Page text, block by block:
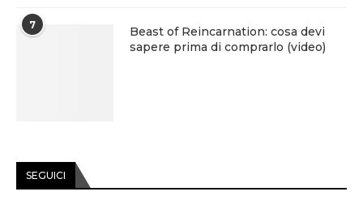
7
Beast of Reincarnation: cosa devi
sapere prima di comprarlo (video)
SEGUICI